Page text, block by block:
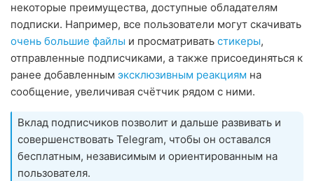
некоторые преимущества, доступные обладателям
подписки. Например, все пользователи могут скачивать
очень большие файлы и просматривать стикеры,
отправленные подписчиками, а также присоединяться к
ранее добавленным эксклюзивным реакциям на
сообщение, увеличивая счётчик рядом с ними.
Вклад подписчиков позволит и дальше развивать и
совершенствовать Telegram, чтобы он оставался
бесплатным, независимым и ориентированным на
пользователя.